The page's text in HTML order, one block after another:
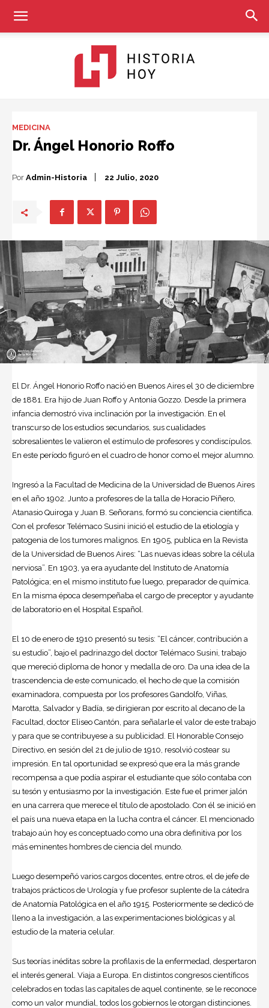
MEDICINA
Dr. Ángel Honorio Roffo
Por Admin-Historia 22 Julio, 2020
El Dr. Ángel Honorio Roffo nació en Buenos Aires el 30 de diciembre
de 1881. Era hijo de Juan Roffo y Antonia Gozzo. Desde la primera
infancia demostró viva inclinación por la investigación. En el
transcurso de los estudios secundarios, sus cualidades
sobresalientes le valieron el estímulo de profesores y condiscípulos.
En este período figuró en el cuadro de honor como el mejor alumno.
Ingresó a la Facultad de Medicina de la Universidad de Buenos Aires
en el año 1902. Junto a profesores de la talla de Horacio Piñero,
Atanasio Quiroga y Juan B. Señorans, formó su conciencia científica.
Con el profesor Telémaco Susini inició el estudio de la etiología y
patogenia de los tumores malignos. En 1905, publica en la Revista
de la Universidad de Buenos Aires: “Las nuevas ideas sobre la célula
nerviosa”. En 1903, ya era ayudante del Instituto de Anatomía
Patológica; en el mismo instituto fue luego, preparador de química
En la misma época desempeñaba el cargo de preceptor y ayudante
de laboratorio en el Hospital Español.
El 10 de enero de 1910 presentó su tesis: “El cáncer, contribución a
su estudio”, bajo el padrinazgo del doctor Telémaco Susini, trabajo
que mereció diploma de honor y medalla de oro. Da una idea de la
trascendencia de este comunicado, el hecho de que la comisión
examinadora, compuesta por los profesores Gandolfo, Viñas,
Marotta, Salvador y Badía, se dirigieran por escrito al decano de la
Facultad, doctor Eliseo Cantón, para señalarle el valor de este trabajo
y para que se contribuyese a su publicidad. El Honorable Consejo
Directivo, en sesión del 21 de julio de 1910, resolvió costear su
impresión. En tal oportunidad se expresó que era la más grande
recompensa a que podía aspirar el estudiante que sólo contaba con
su tesón y entusiasmo por la investigación. Este fue el primer jalón
en una carrera que merece el título de apostolado. Con él se inició en
el país una nueva etapa en la lucha contra el cáncer. El mencionado
trabajo aún hoy es conceptuado como una obra definitiva por los
más eminentes hombres de ciencia del mundo.
Luego desempeñó varios cargos docentes, entre otros, el de jefe de
trabajos prácticos de Urología y fue profesor suplente de la cátedra
de Anatomía Patológica en el año 1915. Posteriormente se dedicó de
lleno a la investigación, a las experimentaciones biológicas y al
estudio de la materia celular.
Sus teorías inéditas sobre la profilaxis de la enfermedad, despertaron
el interés general. Viaja a Europa. En distintos congresos científicos
celebrados en todas las capitales de aquel continente, se le reconoce
como un valor mundial, todos los gobiernos le otorgan distinciones.